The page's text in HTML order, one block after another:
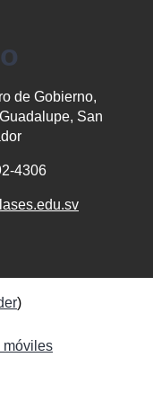
de Gobierno,
San
4306
)
móviles